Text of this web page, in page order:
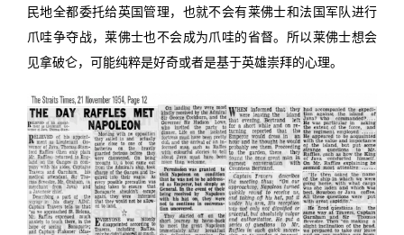
民地全都委托给英国管理，也就不会有莱佛士和法国军队进行
爪哇争夺战，莱佛士也不会成为爪哇的省督。所以莱佛士想会
见拿破仑，可能纯粹是好奇或者是基于英雄崇拜的心理。